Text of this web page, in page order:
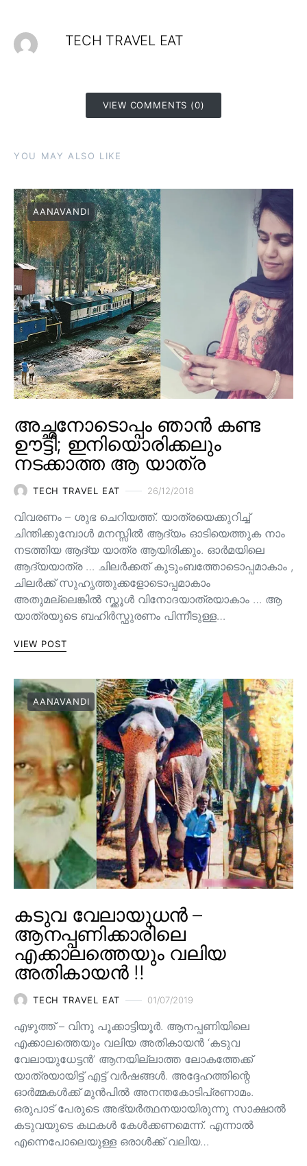
TECH TRAVEL EAT
VIEW COMMENTS (0)
YOU MAY ALSO LIKE
AANAVANDI
അച്ഛനോടൊപ്പം ഞാൻ കണ്ട
ഊട്ടി; ഇനിയൊരിക്കലും
നടക്കാത്ത ആ യാത്ര
TECH TRAVEL EAT 26/12/2018
വിവരണം – ശുഭ ചെറിയത്ത്. യാത്രയെക്കുറിച്ച്
ചിന്തിക്കുമ്പോൾ മനസ്സിൽ ആദ്യം ഓടിയെത്തുക നാം
നടത്തിയ ആദ്യ യാത്ര ആയിരിക്കും. ഓർമയിലെ
ആദ്യയാത്ര … ചിലർക്കത് കുടുംബത്തോടൊപ്പമാകാം ,
ചിലർക്ക് സുഹൃത്തുക്കളോടൊപ്പമാകാം
അതുമല്ലെങ്കിൽ സ്ക്കൂൾ വിനോദയാത്രയാകാം … ആ
യാത്രയുടെ ബഹിർസ്ഫുരണം പിന്നീടുള്ള…
VIEW POST
AANAVANDI
കടുവ വേലായുധൻ –
ആനപ്പണിക്കാരിലെ
എക്കാലത്തെയും വലിയ
അതികായൻ !!
TECH TRAVEL EAT 01/07/2019
എഴുത്ത് – വിനു പൂക്കാട്ടിയൂർ. ആനപ്പണിയിലെ
എക്കാലത്തെയും വലിയ അതികായൻ ‘കടുവ
വേലായുധേട്ടൻ’ ആനയില്ലാത്ത ലോകത്തേക്ക്
യാത്രയായിട്ട് എട്ട് വർഷങ്ങൾ. അദ്ദേഹത്തിന്റെ
ഓർമ്മകൾക്ക് മുൻപിൽ അനന്തകോടിപ്രണാമം.
ഒരുപാട് പേരുടെ അഭ്യർത്ഥനയായിരുന്നു സാക്ഷാൽ
കടുവയുടെ കഥകൾ കേൾക്കണമെന്ന്. എന്നാൽ
എന്നെപോലെയുള്ള ഒരാൾക്ക് വലിയ…